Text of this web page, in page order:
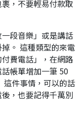
，不要輕易付款取
一段音樂」或是講話
。 這種類型的來電
費電話」，在網路
帳單增加一筆 50
這件事情，可以的話
，也要記得千萬別